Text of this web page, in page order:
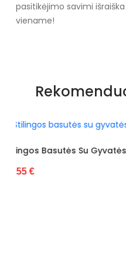
pasitikėjimo savimi
viename!
(POL71373)